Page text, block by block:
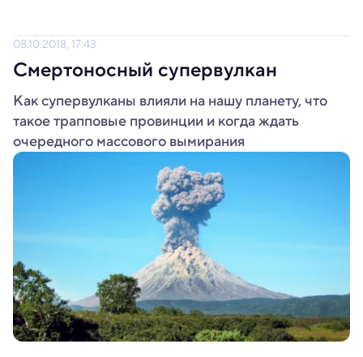
08.10.2018, 17:43
Смертоносный супервулкан
Как супервулканы влияли на нашу планету, что
такое трапповые провинции и когда ждать
очередного массового вымирания